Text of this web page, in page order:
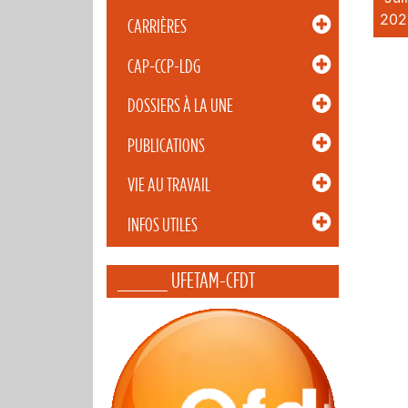
CARRIÈRES
CAP-CCP-LDG
DOSSIERS À LA UNE
PUBLICATIONS
VIE AU TRAVAIL
INFOS UTILES
_____ UFETAM-CFDT